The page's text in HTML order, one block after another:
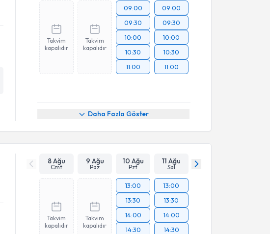
Takvim
kapalıdır
Takvim
kapalıdır
09:00
09:30
10:00
10:30
11:00
09:00
09:30
10:00
10:30
11:00
Daha Fazla Göster
8 Ağu
Cmt
9 Ağu
Paz
10 Ağu
Pzt
11 Ağu
Sal
Takvim
kapalıdır
Takvim
kapalıdır
13:00
13:30
14:00
14:30
13:00
13:30
14:00
14:30